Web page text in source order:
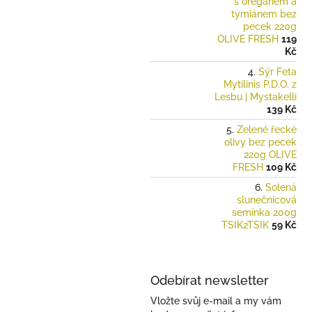
tymiánem bez
pecek 220g
OLIVE FRESH 119
Kč
Sýr Feta
Mytilinis P.D.O. z
Lesbu | Mystakelli
139 Kč
Zelené řecké
olivy bez pecek
220g OLIVE
FRESH 109 Kč
Solená
slunečnicová
semínka 200g
TSIK2TSIK 59 Kč
Odebírat newsletter
Vložte svůj e-mail a my vám